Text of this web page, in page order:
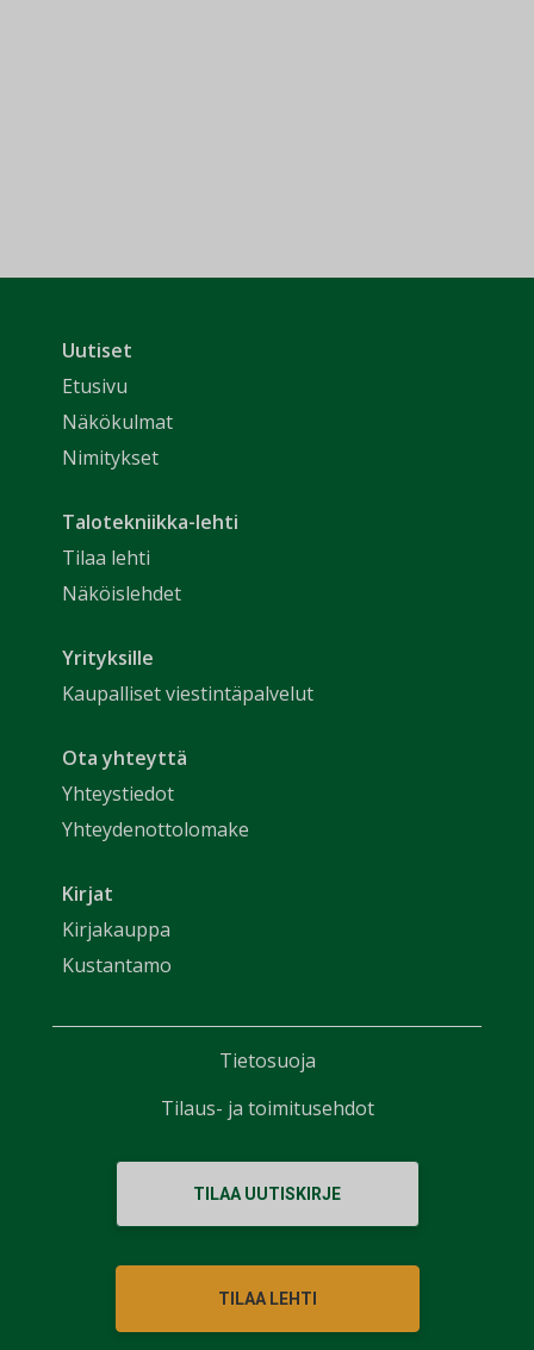
Uutiset
Etusivu
Näkökulmat
Nimitykset
Talotekniikka-lehti
Tilaa lehti
Näköislehdet
Yrityksille
Kaupalliset viestintäpalvelut
Ota yhteyttä
Yhteystiedot
Yhteydenottolomake
Kirjat
Kirjakauppa
Kustantamo
TILAA UUTISKIRJE
TILAA LEHTI
Tietosuoja
Tilaus- ja toimitusehdot